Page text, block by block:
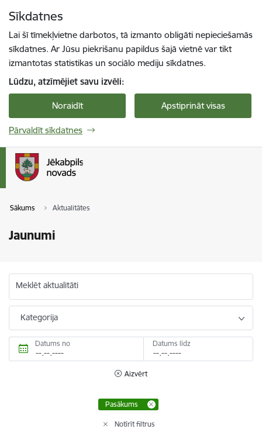
Sīkdatnes
Lai šī tīmekļvietne darbotos, tā izmanto obligāti nepieciešamās
sīkdatnes. Ar Jūsu piekrišanu papildus šajā vietnē var tikt
izmantotas statistikas un sociālo mediju sīkdatnes.
Lūdzu, atzīmējiet savu izvēli:
Noraidīt Apstiprināt visas
Pārvaldīt sīkdatnes
Sākums Aktualitātes
Jaunumi
Meklēt aktualitāti
Kategorija
Datums no Datums līdz
Aizvērt
Pasākums
Notīrīt filtrus